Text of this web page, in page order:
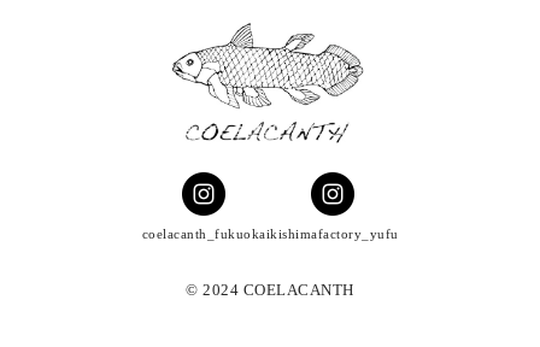
coelacanth_fukuokaikishimafactory_yufu
© 2024 COELACANTH